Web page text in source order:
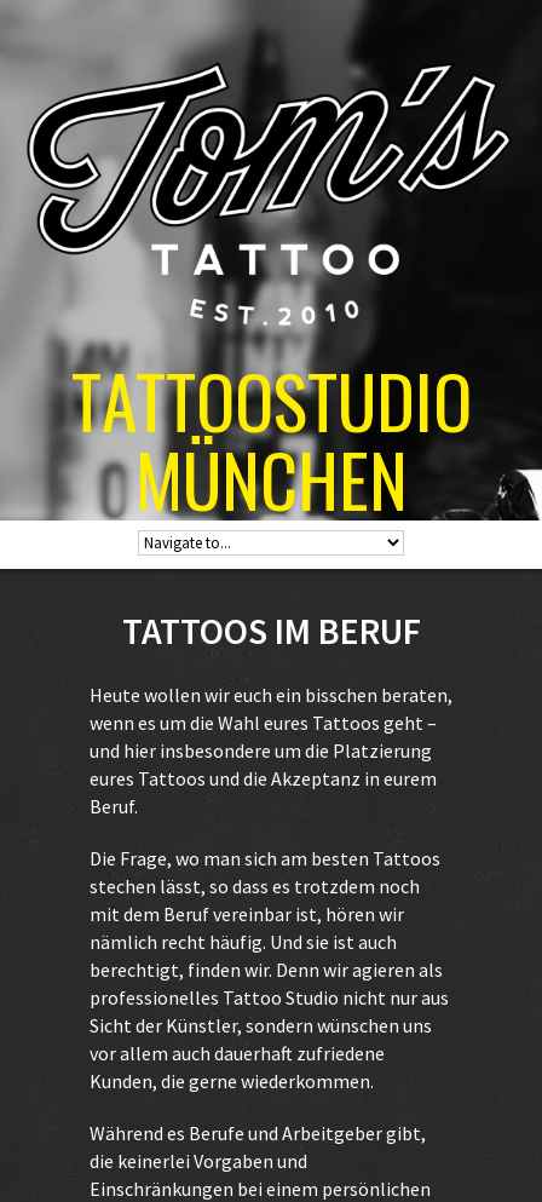
TATTOOSTUDIO
MÜNCHEN
TATTOOS IM BERUF
Heute wollen wir euch ein bisschen beraten,
wenn es um die Wahl eures Tattoos geht –
und hier insbesondere um die Platzierung
eures Tattoos und die Akzeptanz in eurem
Beruf.
Die Frage, wo man sich am besten Tattoos
stechen lässt, so dass es trotzdem noch
mit dem Beruf vereinbar ist, hören wir
nämlich recht häufig. Und sie ist auch
berechtigt, finden wir. Denn wir agieren als
professionelles Tattoo Studio nicht nur aus
Sicht der Künstler, sondern wünschen uns
vor allem auch dauerhaft zufriedene
Kunden, die gerne wiederkommen.
Während es Berufe und Arbeitgeber gibt,
die keinerlei Vorgaben und
Einschränkungen bei einem persönlichen